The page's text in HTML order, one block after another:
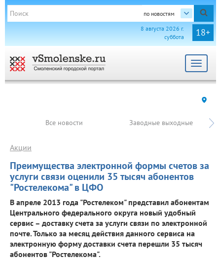
по новостям
18+
8 августа 2026 г.
суббота
Toggle
Все новости Заводные выходные
Преимущества электронной формы счетов за
услуги связи оценили 35 тысяч абонентов
"Ростелекома" в ЦФО
Акции
В апреле 2013 года "Ростелеком" представил абонентам
Центрального федерального округа новый удобный
сервис – доставку счета за услуги связи по электронной
почте. Только за месяц действия данного сервиса на
электронную форму доставки счета перешли 35 тысяч
абонентов "Ростелекома".